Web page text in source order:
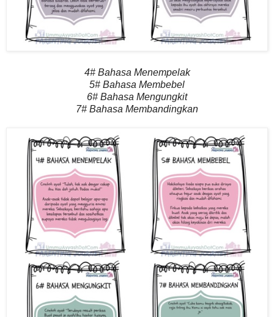
4# Bahasa Menempelak
5# Bahasa Membebel
6# Bahasa Mengungkit
7# Bahasa Membandingkan